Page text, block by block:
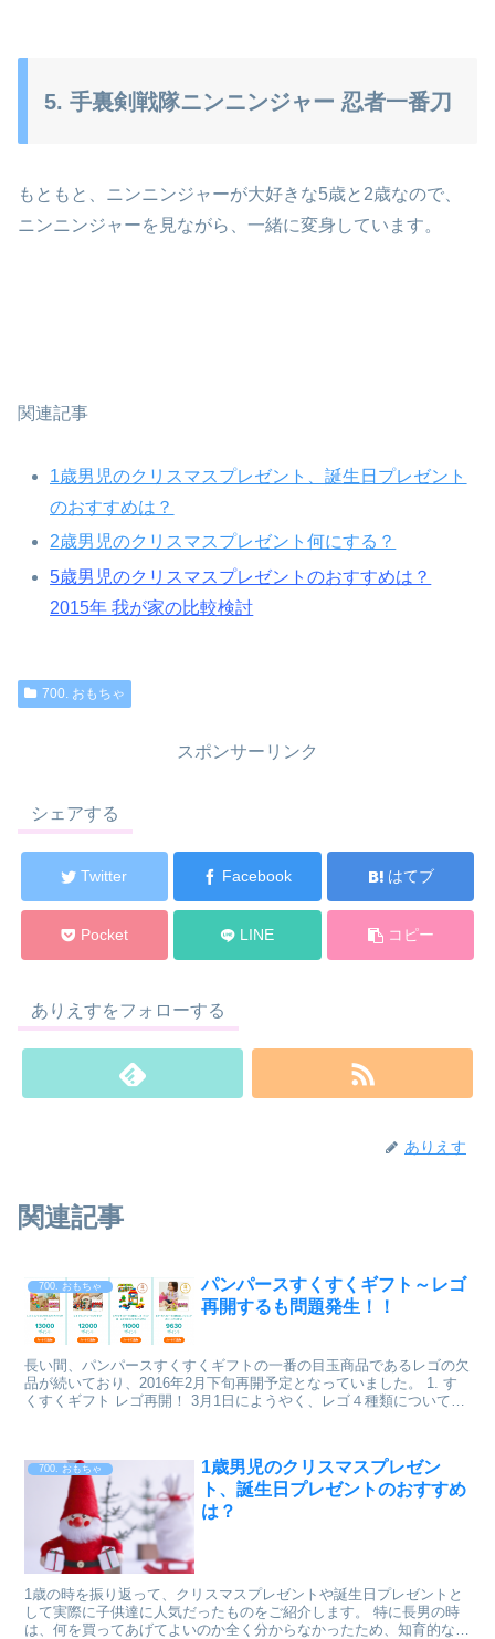
5. 手裏剣戦隊ニンニンジャー 忍者一番刀
もともと、ニンニンジャーが大好きな5歳と2歳なので、
ニンニンジャーを見ながら、一緒に変身しています。
関連記事
1歳男児のクリスマスプレゼント、誕生日プレゼント
のおすすめは？
2歳男児のクリスマスプレゼント何にする？
5歳男児のクリスマスプレゼントのおすすめは？
2015年 我が家の比較検討
700. おもちゃ
スポンサーリンク
シェアする
Twitter Facebook はてブ
Pocket LINE コピー
ありえすをフォローする
ありえす
関連記事
700. おもちゃ
パンパースすくすくギフト～レゴ
再開するも問題発生！！
長い間、パンパースすくすくギフトの一番の目玉商品であるレゴの欠
品が続いており、2016年2月下旬再開予定となっていました。 1. す
くすくギフト レゴ再開！ 3月1日にようやく、レゴ４種類について
700. おもちゃ
1歳男児のクリスマスプレゼン
ト、誕生日プレゼントのおすすめ
は？
1歳の時を振り返って、クリスマスプレゼントや誕生日プレゼントと
して実際に子供達に人気だったものをご紹介します。 特に長男の時
は、何を買ってあげてよいのか全く分からなかったため、知育的なも